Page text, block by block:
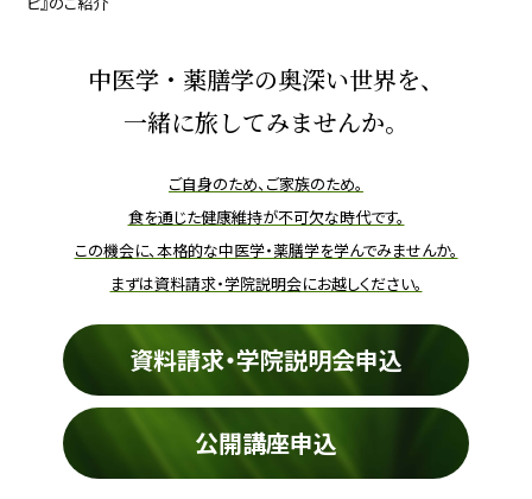
中医学・薬膳学の奥深い世界を、
一緒に旅してみませんか。
ご自身のため、ご家族のため。
食を通じた健康維持が不可欠な時代です。
この機会に、本格的な中医学・薬膳学を学んでみませんか。
まずは資料請求・学院説明会にお越しください。
資料請求・学院説明会申込
公開講座申込